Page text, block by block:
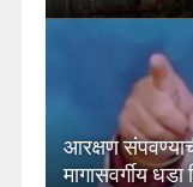
आरक्षण
मागासवर्गीय